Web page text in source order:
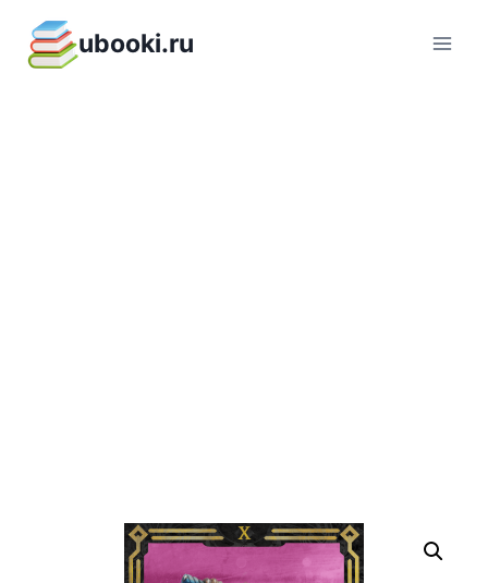
содержимому
ubooki.ru